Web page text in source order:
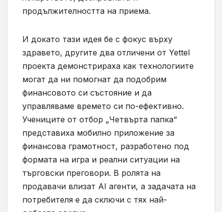
продължителността на приема.
И докато тази идея бе с фокус върху
здравето, другите два отличени от Yettel
проекта демонстрираха как технологиите
могат да ни помогнат да подобрим
финансовото си състояние и да
управляваме времето си по-ефективно.
Учениците от отбор „Четвърта папка“
представиха мобилно приложение за
финансова грамотност, разработено под
формата на игра и реални ситуации на
търговски преговори. В ролята на
продавачи влизат AI агенти, а задачата на
потребителя е да сключи с тях най-